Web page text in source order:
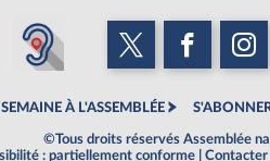
À L'ASSEMBLÉE
©Tous droits réservés Assemblée
: partiellement conforme Contacter